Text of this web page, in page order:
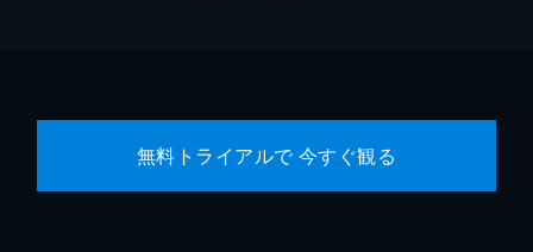
無料トライアルで 今すぐ観る